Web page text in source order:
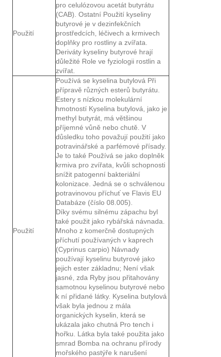
Použití
pro celulózovou acetát butyrátu
(CAB). Ostatní Použití kyseliny
butyrové je v dezinfekčních
prostředcích, léčivech a krmivech
doplňky pro rostliny a zvířata.
Deriváty kyseliny butyrové hrají
důležité Role ve fyziologii rostlin a
zvířat.
Použití
Používá se kyselina butylová Při
přípravě různých esterů butyrátu.
Estery s nízkou molekulární
hmotností Kyselina butylová, jako je
methyl butyrát, má většinou
příjemné vůně nebo chutě. V
důsledku toho považují použití jako
potravinářské a parfémové přísady.
Je to také Používá se jako doplněk
krmiva pro zvířata, kvůli schopnosti
snížit patogenní bakteriální
kolonizace. Jedná se o schválenou
potravinovou příchuť ve Flavis EU
Databáze (číslo 08.005).
Díky svému silnému zápachu byl
také použit jako rybářská návnada.
Mnoho z komerčně dostupných
příchutí používaných v kaprech
(Cyprinus carpio) Návnady
používají kyselinu butyrové jako
jejich ester základnu; Není však
jasné, zda Ryby jsou přitahovány
samotnou kyselinou butyrové nebo
k ní přidané látky. Kyselina butylová
však byla jednou z mála
organických kyselin, která se
ukázala jako chutná Pro tench i
hořku. Látka byla také použita jako
smrad Bomba na ochranu přírody
mořského pastýře k narušení